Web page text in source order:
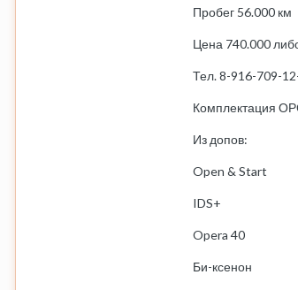
Пробег 56.000 км
Цена 740.000
Тел. 8-916-709-
Комплектация
Из допов:
Open & Start
IDS+
Opera 40
Би-ксенон